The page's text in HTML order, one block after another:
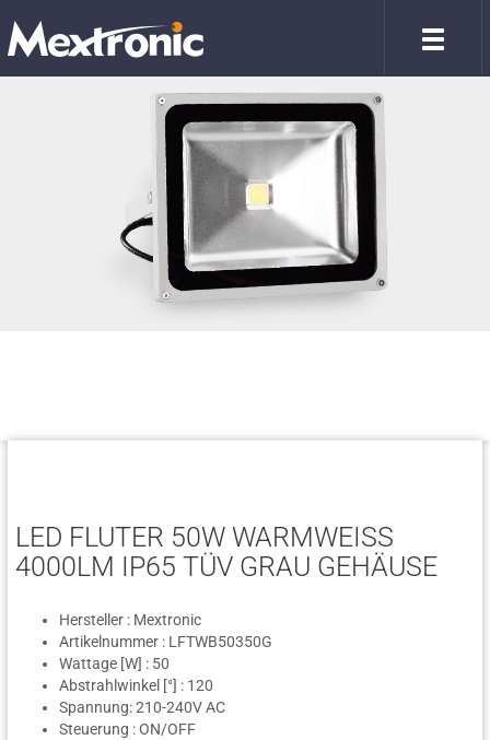
LED FLUTER 50W WARMWEISS
4000LM IP65 TÜV GRAU GEHÄUSE
Hersteller : Mextronic
Artikelnummer : LFTWB50350G
Wattage [W] : 50
Abstrahlwinkel [°] : 120
Spannung: 210-240V AC
Steuerung : ON/OFF